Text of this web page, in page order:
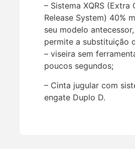
– Sistema XQRS (Extra
Release System) 40%
seu modelo
permite a substituição
– viseira sem
poucos segundos;
– Cinta jugular com
engate Duplo D.